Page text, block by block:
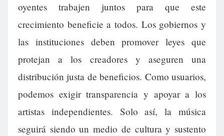
oyentes trabajen juntos para que este
crecimiento beneficie a todos. Los gobiernos y
las instituciones deben promover leyes que
protejan a los creadores y aseguren una
distribución justa de beneficios. Como usuarios,
podemos exigir transparencia y apoyar a los
artistas independientes. Solo así, la música
seguirá siendo un medio de cultura y sustento